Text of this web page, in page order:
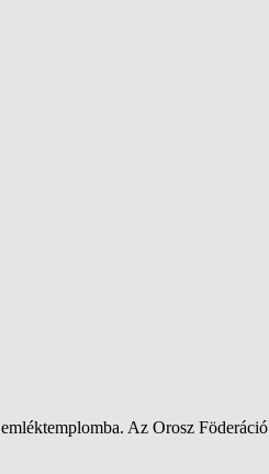
Az Orosz Föderáció